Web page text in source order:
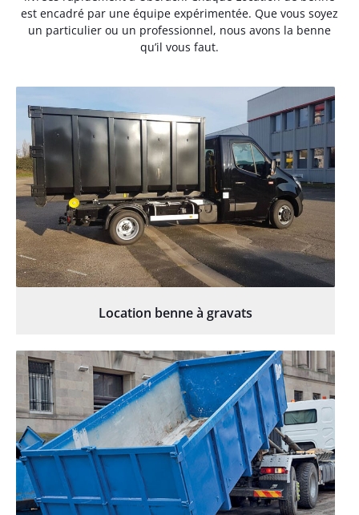
est encadré par une équipe expérimentée. Que vous soyez
un particulier ou un professionnel, nous avons la benne
qu’il vous faut.
Location benne à gravats